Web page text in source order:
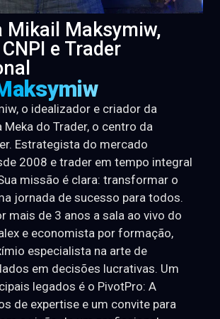
Mikail Maksymiw,
e Trader
o idealizador e criador da
Meka do Trader, o centro da
Estrategista do mercado
2008 e trader em tempo integral
missão é clara: transformar o
jornada de sucesso para todos.
mais de 3 anos a sala ao vivo do
e economista por formação,
especialista na arte de
em decisões lucrativas. Um
legados é o PivotPro: A
de expertise e um convite para